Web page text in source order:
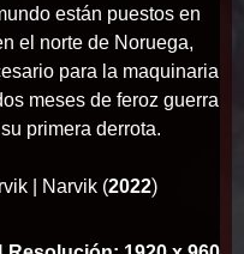
están puestos en
el norte de Noruega,
para la maquinaria
meses de feroz guerra
primera derrota.
| Narvik (2022)